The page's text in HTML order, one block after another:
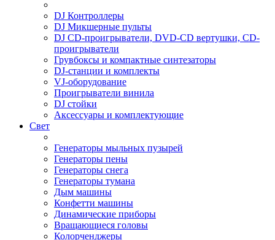
DJ Контроллеры
DJ Микшерные пульты
DJ CD-проигрыватели, DVD-CD вертушки, CD-
проигрыватели
Грувбоксы и компактные синтезаторы
DJ-станции и комплекты
VJ-оборудование
Проигрыватели винила
DJ стойки
Аксессуары и комплектующие
Свет
Генераторы мыльных пузырей
Генераторы пены
Генераторы снега
Генераторы тумана
Дым машины
Конфетти машины
Динамические приборы
Вращающиеся головы
Колорченджеры